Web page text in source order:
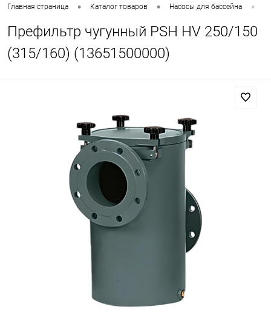
Главная страница • Каталог товаров • Насосы для бассейна •
Префильтр чугунный PSH HV 250/150
(315/160) (13651500000)